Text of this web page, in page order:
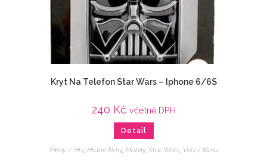
Kryt Na Telefon Star Wars – Iphone 6/6S
240 Kč včetně DPH
Detail
Filmy / Hry, Hrané filmy, Mobily, Star Wars Veci z filmu